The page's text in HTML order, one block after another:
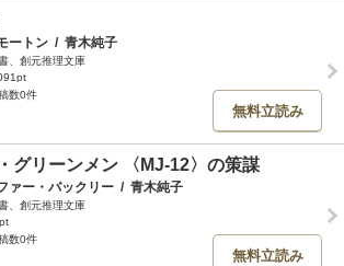
ートン / 青木純子
、創元推理文庫
数0件
無料立読み
グリーンメン 〈MJ-12〉の策謀
ァー・バックリー / 青木純子
、創元推理文庫
数0件
無料立読み